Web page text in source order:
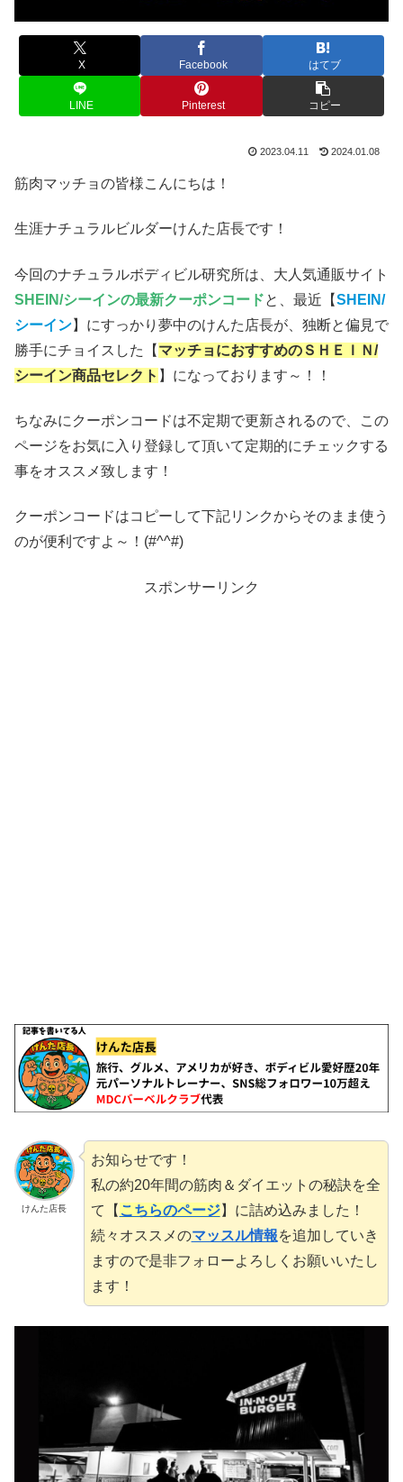
X Facebook はてブ
LINE Pinterest コピー
2023.04.11 2024.01.08
筋肉マッチョの皆様こんにちは！
生涯ナチュラルビルダーけんた店長です！
今回のナチュラルボディビル研究所は、大人気通販サイト
SHEIN/シーインの最新クーポンコードと、最近【SHEIN/
シーイン】にすっかり夢中のけんた店長が、独断と偏見で
勝手にチョイスした【 マッチョにおすすめのＳＨＥＩＮ/
シーイン商品セレクト 】になっております～！！
ちなみにクーポンコードは不定期で更新されるので、この
ページをお気に入り登録して頂いて定期的にチェックする
事をオススメ致します！
クーポンコードはコピーして下記リンクからそのまま使う
のが便利ですよ～！(#^^#)
スポンサーリンク
けんた店長
お知らせです！
私の約20年間の筋肉＆ダイエットの秘訣を全
て【 こちらのページ】に詰め込みました！
続々オススメのマッスル情報を追加していき
ますので是非フォローよろしくお願いいたし
ます！